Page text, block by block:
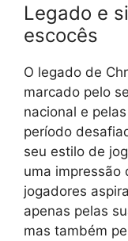
Legado e
escocês
O legado de
marcado pelo
nacional e
período
seu estilo de
uma impressão
jogadores
apenas pelas
mas também